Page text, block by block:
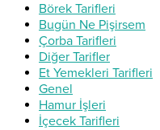
Börek Tarifleri
Bugün Ne Pişirsem
Çorba Tarifleri
Diğer Tarifler
Et Yemekleri Tarifleri
Genel
Hamur İşleri
İçecek Tarifleri